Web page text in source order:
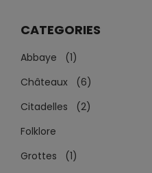
CATEGORIES
Abbaye (1)
Châteaux (6)
Citadelles (2)
Folklore
Grottes (1)